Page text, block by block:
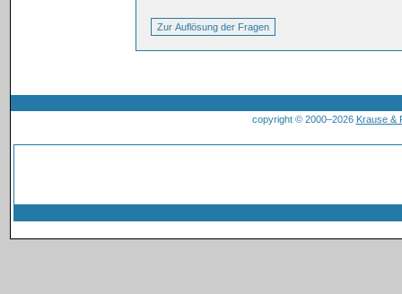
copyright © 2000–2026 Krause &